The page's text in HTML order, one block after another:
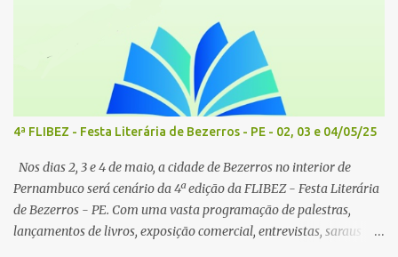
4ª FLIBEZ - Festa Literária de Bezerros - PE - 02, 03 e 04/05/25
Nos dias 2, 3 e 4 de maio, a cidade de Bezerros no interior de
Pernambuco será cenário da 4ª edição da FLIBEZ - Festa Literária
de Bezerros - PE. Com uma vasta programação de palestras,
lançamentos de livros, exposição comercial, entrevistas, saraus